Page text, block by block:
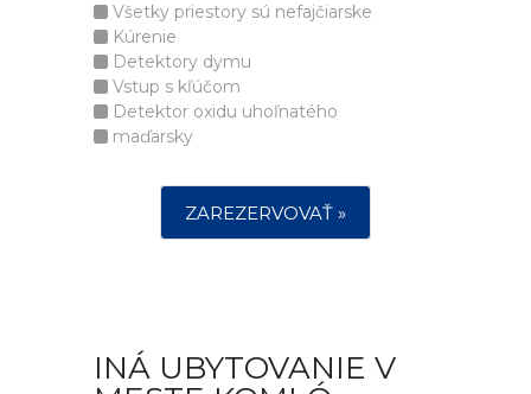
Všetky priestory sú nefajčiarske
Kúrenie
Detektory dymu
Vstup s kľúčom
Detektor oxidu uhoľnatého
maďarsky
ZAREZERVOVAŤ »
INÁ UBYTOVANIE V